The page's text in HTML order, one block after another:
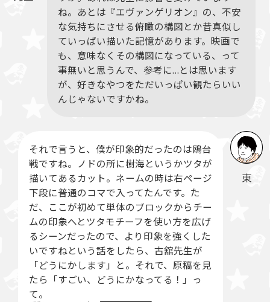
ね。あとは『エヴァンゲリオン』の、不安
な気持ちにさせる俯瞰の構図とか昔真似し
ていっぱい描いた記憶があります。映画で
も、意味なくその構図になっている、って
事無いと思うんで、参考に…とは思います
が、好きなやつをただいっぱい観たらいい
んじゃないですかね。
東
それで言うと、僕が印象的だったのは鴎台
戦ですね。ノドの所に樹海というかツタが
描いてあるカット。ネームの時は右ページ
下段に普通のコマで入ってたんです。た
だ、ここが初めて単体のブロックからチー
ムの印象へとツタモチーフを使い方を広げ
るシーンだったので、より印象を強くした
いですねという話をしたら、古舘先生が
「どうにかします」と。それで、原稿を見
たら「すごい、どうにかなってる！」っ
て。